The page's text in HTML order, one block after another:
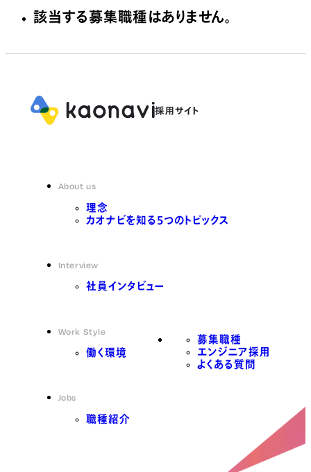
該当する募集職種はありません。
About us
理念
カオナビを知る5つのトピックス
Interview
社員インタビュー
Work Style
働く環境
Jobs
職種紹介
募集職種
エンジニア採用
よくある質問